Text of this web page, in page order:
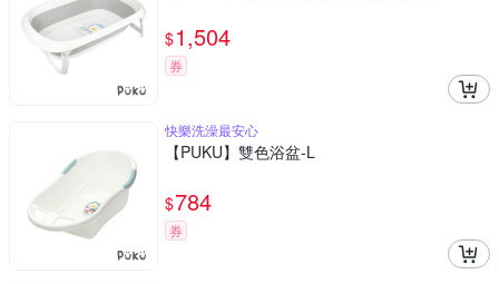
$1,504
券
快樂洗澡最安心
【PUKU】雙色浴盆-L
$784
券